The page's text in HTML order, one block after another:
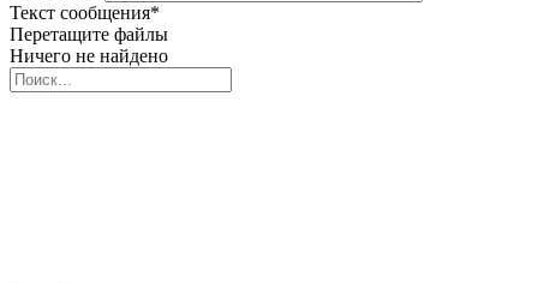
Текст сообщения*
Перетащите файлы
Ничего не найдено